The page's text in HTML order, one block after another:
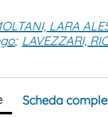
LARA
; LAVEZZARI,
Scheda